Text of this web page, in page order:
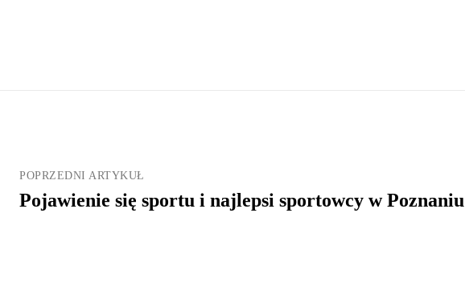
POPRZEDNI ARTYKUŁ
Pojawienie się sportu i najlepsi sportowcy w Poznaniu